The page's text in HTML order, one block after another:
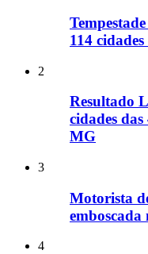
114
2
Resultado
cidades
MG
3
Motorista
4